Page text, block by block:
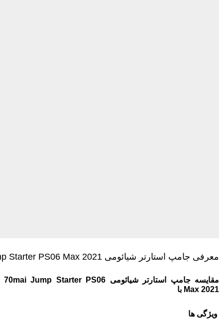
معرفی جامپ استارتر شیائومی 70mai Jump Starter PS06 Max 2021
مقایسهجامپ استارتر شیائومی 70 mai Jump Starter PS06
Max 2021 با
ویژگی ها